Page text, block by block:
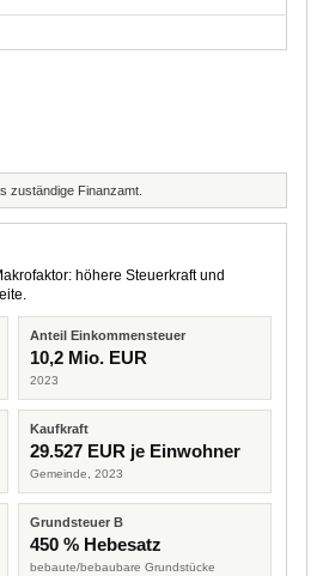
zuständige Finanzamt.
höhere Steuerkraft und
Anteil Einkommensteuer
10,2 Mio. EUR
2023
Kaufkraft
29.527 EUR je Einwohner
Gemeinde, 2023
Grundsteuer B
450 % Hebesatz
bebaute/bebaubare Grundstücke